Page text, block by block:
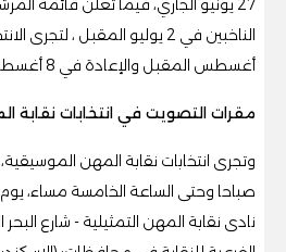
الناخبين في 2 يوليو المقبل ،
أغسطس المقبل والإعادة في 8 أغسطس.
مقرات التصويت في انتخابات نقابة
وتجرى انتخابات نقابة المهن
نادى نقابة المهن التمثيلية - شارع